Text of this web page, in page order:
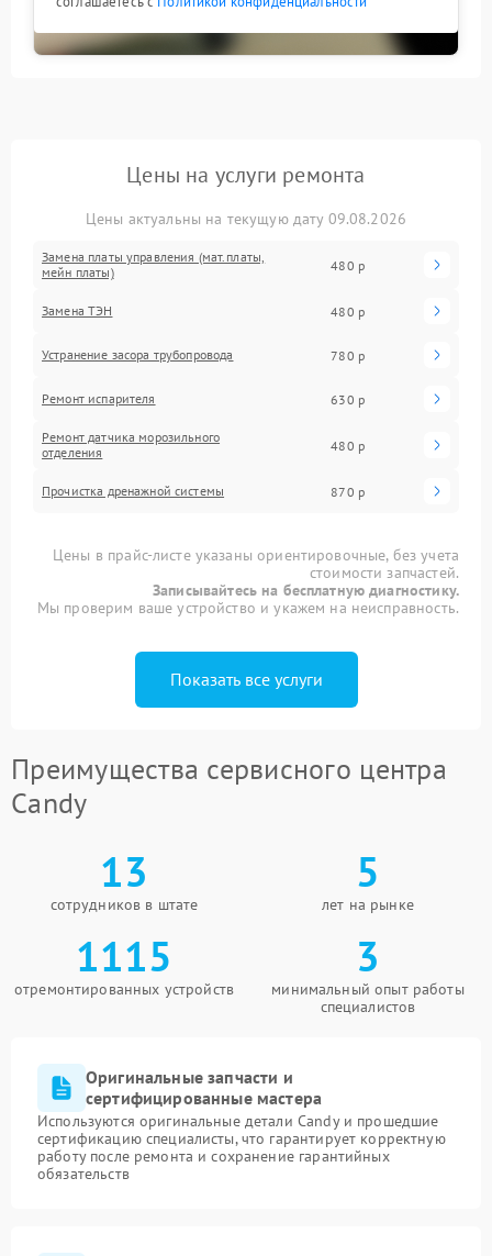
Цены на услуги ремонта
Цены актуальны на текущую дату 09.08.2026
Замена платы управления (мат.платы,
мейн платы)
480 р
Замена ТЭН 480 р
Устранение засора трубопровода 780 р
Ремонт испарителя 630 р
Ремонт датчика морозильного
отделения
480 р
Прочистка дренажной системы 870 р
Цены в прайс-листе указаны ориентировочные, без учета
стоимости запчастей.
Записывайтесь на бесплатную диагностику.
Мы проверим ваше устройство и укажем на неисправность.
Показать все услуги
Преимущества сервисного центра
Candy
13
сотрудников в штате
5
лет на рынке
1115
отремонтированных устройств
3
минимальный опыт работы
специалистов
Оригинальные запчасти и
сертифицированные мастера
Используются оригинальные детали Candy и прошедшие
сертификацию специалисты, что гарантирует корректную
работу после ремонта и сохранение гарантийных
обязательств